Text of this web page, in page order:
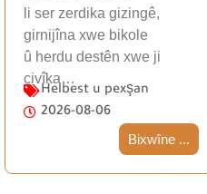
li ser zerdika gizingê,
girnijîna xwe bikole
û herdu destên xwe ji
çivîka…
Helbest u pexşan
2026-08-06
Bixwîne ...